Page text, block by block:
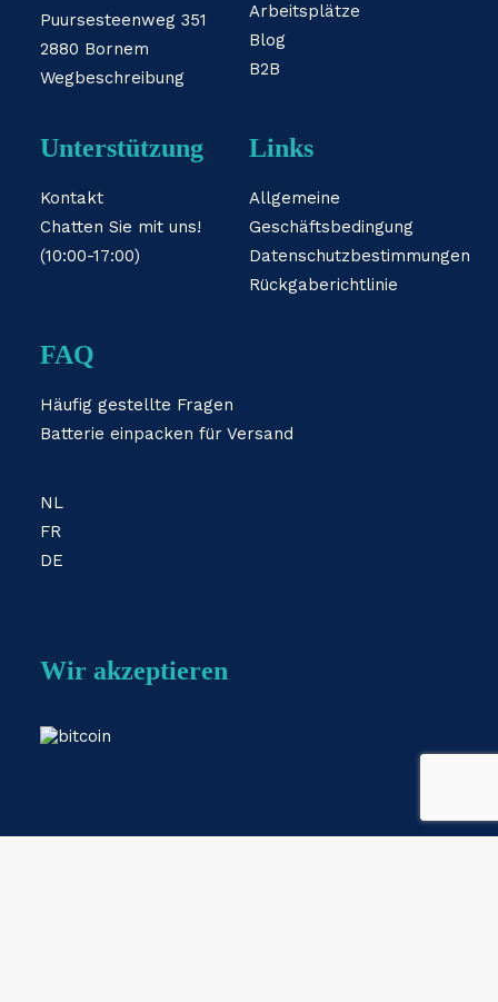
Puursesteenweg 351
2880 Bornem
Wegbeschreibung
Arbeitsplätze
Blog
B2B
Unterstützung
Kontakt
Chatten Sie mit uns!
(10:00-17:00)
Links
Allgemeine
Geschäftsbedingung
Datenschutzbestimmungen
Rückgaberichtlinie
FAQ
Häufig gestellte Fragen
Batterie einpacken für Versand
NL
FR
DE
Wir akzeptieren